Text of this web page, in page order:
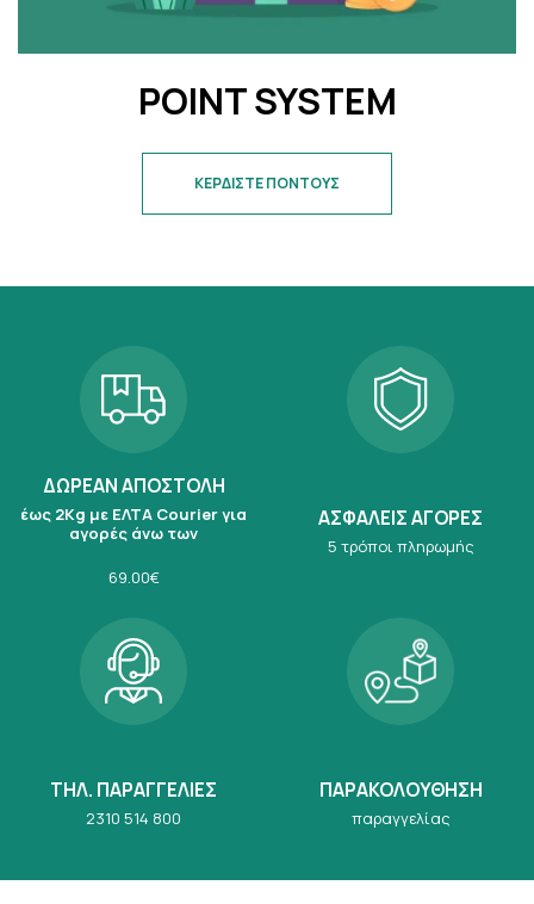
POINT SYSTEM
ΚΕΡΔΙΣΤΕ ΠΟΝΤΟΥΣ
ΔΩΡΕΑΝ ΑΠΟΣΤΟΛΗ
έως 2Kg με ΕΛΤΑ Courier για
αγορές άνω των
69.00€
ΑΣΦΑΛΕΙΣ ΑΓΟΡΕΣ
5 τρόποι πληρωμής
ΤΗΛ. ΠΑΡΑΓΓΕΛΙΕΣ
2310 514 800
ΠΑΡΑΚΟΛΟΥΘΗΣΗ
παραγγελίας